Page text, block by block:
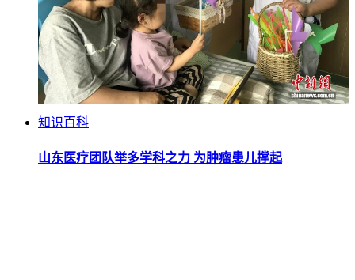
知识百科
山东医疗团队举多学科之力 为肿瘤患儿撑起